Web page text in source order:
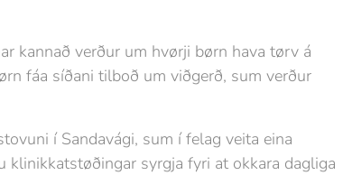
kannað verður um hvørji børn hava tørv á
fáa síðani tilboð um viðgerð, sum verður
í Sandavági, sum í felag veita eina
syrgja fyri at okkara dagliga